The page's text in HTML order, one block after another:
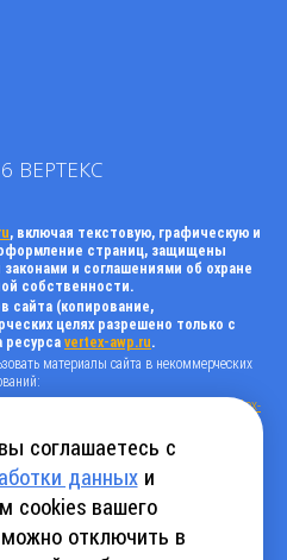
ВЕРТЕКС
, включая текстовую, графическую и
страниц, защищены
и соглашениями об охране
собственности.
сайта (копирование,
целях разрешено только с
ресурса vertex-awp.ru.
материалы сайта в некоммерческих
на оригинал в виде: «источник
vertex-
«noindex», «nofollow» и любые другие
в ссылках;
должны оставаться в неизменном
материалов сайтаvertex-awp.ru
размещена на главной странице вашего
соглашаетесь с
данныхи
cookies вашего
можно отключить в